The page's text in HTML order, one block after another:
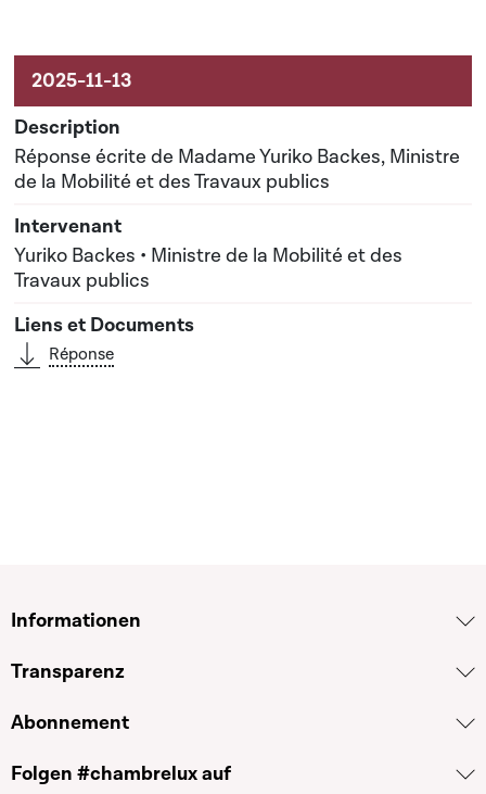
Réponse écrite de Madame Yuriko Backes, Ministre
de la Mobilité et des Travaux publics
Yuriko Backes • Ministre de la Mobilité et des
Travaux publics
Réponse
Informationen
Transparenz
Abonnement
Folgen #chambrelux auf